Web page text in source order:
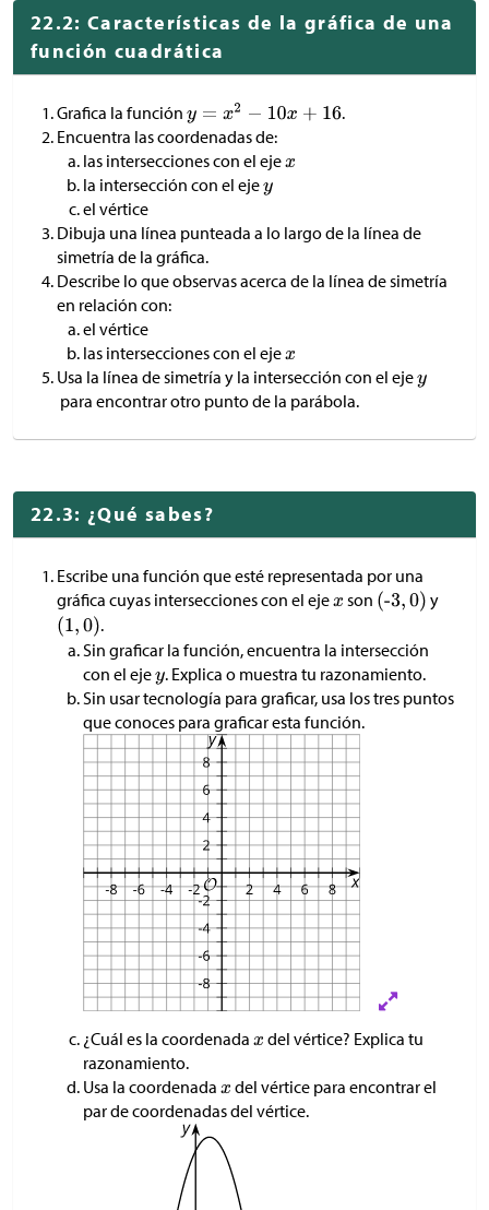
22.2: Características de la gráfica de una
función cuadrática
Grafica la función
.
Encuentra las coordenadas de:
las intersecciones con el eje
la intersección con el eje
el vértice
Dibuja una línea punteada a lo largo de la línea de
simetría de la gráfica.
Describe lo que observas acerca de la línea de simetría
en relación con:
el vértice
las intersecciones con el eje
Usa la línea de simetría y la intersección con el eje
para encontrar otro punto de la parábola.
22.3: ¿Qué sabes?
Escribe una función que esté representada por una
gráfica cuyas intersecciones con el eje
son
y
.
Sin graficar la función, encuentra la intersección
con el eje . Explica o muestra tu razonamiento.
Sin usar tecnología para graficar, usa los tres puntos
que conoces para graficar esta función.
¿Cuál es la coordenada
del vértice? Explica tu
razonamiento.
Usa la coordenada
del vértice para encontrar el
par de coordenadas del vértice.